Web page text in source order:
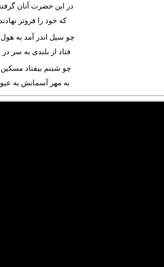
در این حضرت آنان
که خود را فروتر
چو سیل اندر آمد به
فتاد از بلندی به سر
چو شبنم بیفتاد
به مهر آسمانش به